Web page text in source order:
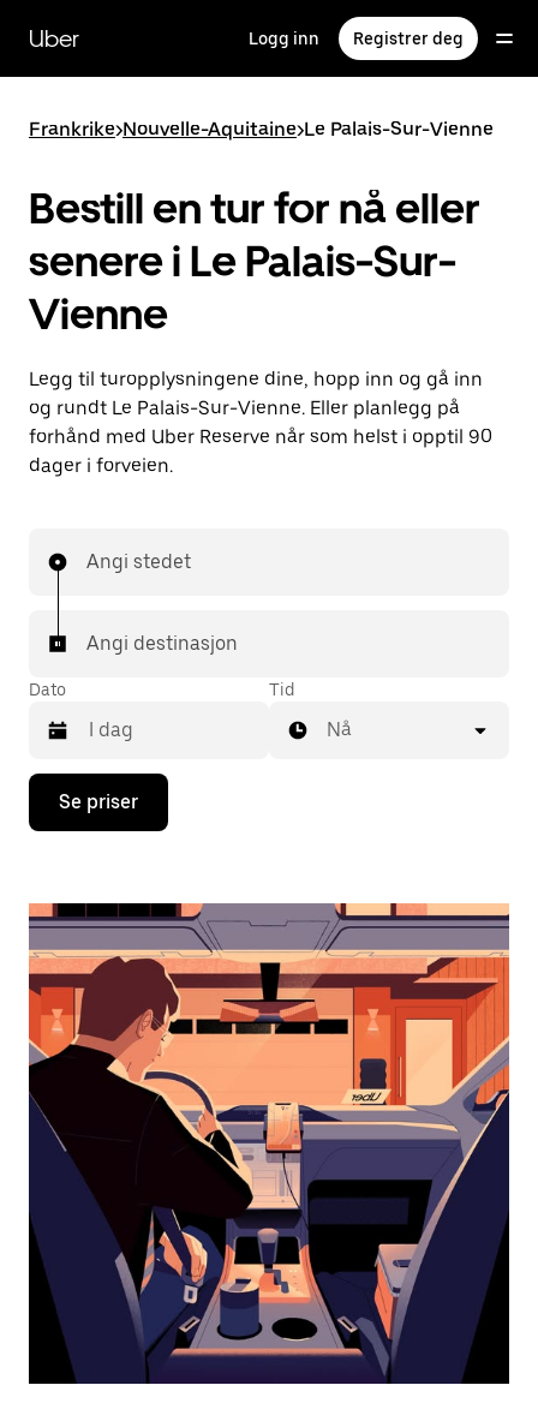
hovedinnholdet
Uber Logg inn Registrer deg
Frankrike>Nouvelle-Aquitaine>Le Palais-Sur-Vienne
Bestill en tur for nå eller
senere i Le Palais-Sur-
Vienne
Legg til turopplysningene dine, hopp inn og gå inn
og rundt Le Palais-Sur-Vienne. Eller planlegg på
forhånd med Uber Reserve når som helst i opptil 90
dager i forveien.
Angi stedet
Angi destinasjon
Dato
Trykk
piltast
åpne
og
velge
dato.
Trykk
på
Esc-
knappen
kalenderen.
Tid
Nå
Se priser